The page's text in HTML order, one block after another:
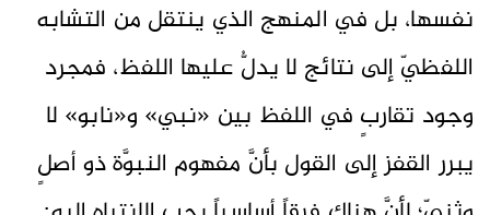
نفسها، بل في المنهج الذي ينتقل من التشابه
اللفظيّ إلى نتائج لا يدلُّ عليها اللفظ، فمجرد
وجود تقاربٍ في اللفظ بين «نبي» و«نابو» لا
يبرر القفز إلى القول بأنَّ مفهوم النبوَّة ذو أصلٍ